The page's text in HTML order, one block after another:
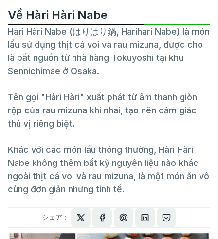
Về Hàri Hàri Nabe
Hàri Hàri Nabe (はりはり鍋, Harihari Nabe) là món
lẩu sử dụng thịt cá voi và rau mizuna, được cho
là bắt nguồn từ nhà hàng Tokuyoshi tại khu
Sennichimae ở Osaka.
Tên gọi "Hàri Hàri" xuất phát từ âm thanh giòn
rộp của rau mizuna khi nhai, tạo nên cảm giác
thú vị riêng biệt.
Khác với các món lẩu thông thường, Hàri Hàri
Nabe không thêm bất kỳ nguyên liệu nào khác
ngoài thịt cá voi và rau mizuna, là một món ăn vô
cùng đơn giản nhưng tinh tế.
シェア：